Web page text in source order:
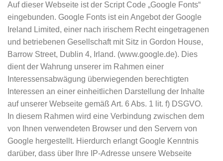
Auf dieser Webseite ist der Script Code „Google Fonts“
eingebunden. Google Fonts ist ein Angebot der Google
Ireland Limited, einer nach irischem Recht eingetragenen
und betriebenen Gesellschaft mit Sitz in Gordon House,
Barrow Street, Dublin 4, Irland. (www.google.de). Dies
dient der Wahrung unserer im Rahmen einer
Interessensabwägung überwiegenden berechtigten
Interessen an einer einheitlichen Darstellung der Inhalte
auf unserer Webseite gemäß Art. 6 Abs. 1 lit. f) DSGVO.
In diesem Rahmen wird eine Verbindung zwischen dem
von Ihnen verwendeten Browser und den Servern von
Google hergestellt. Hierdurch erlangt Google Kenntnis
darüber, dass über Ihre IP-Adresse unsere Webseite